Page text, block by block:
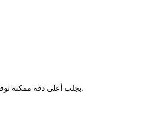
يقوم TikTokio بجلب أعلى دقة ممكنة توفرها خوادم تيك توك. نحن نحافظ على الدقة الأصلية للفيديو لتبدو تحميلاتك واضحة على أي شاشة.